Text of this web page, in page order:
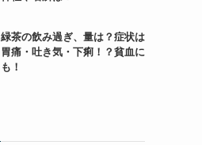
緑茶の飲み過ぎ、量は？症状は
胃痛・吐き気・下痢！？貧血に
も！